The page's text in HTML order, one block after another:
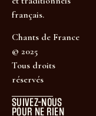
français.
Chants de France
© 2025
Tous droits
réservés
SUIVEZ-NOUS
POUR NE RIEN